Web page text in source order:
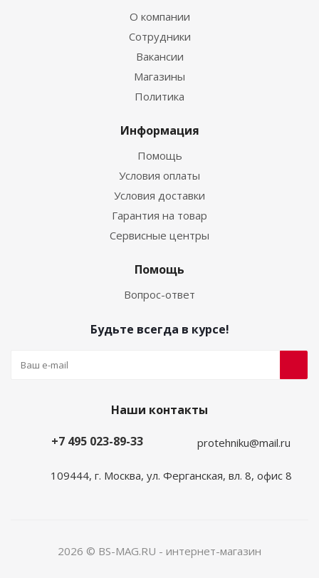
О компании
Сотрудники
Вакансии
Магазины
Политика
Информация
Помощь
Условия оплаты
Условия доставки
Гарантия на товар
Сервисные центры
Помощь
Вопрос-ответ
Будьте всегда в курсе!
Наши контакты
+7 495 023-89-33
protehniku@mail.ru
109444, г. Москва, ул. Ферганская, вл. 8, офис 8
2026 © BS-MAG.RU - интернет-магазин